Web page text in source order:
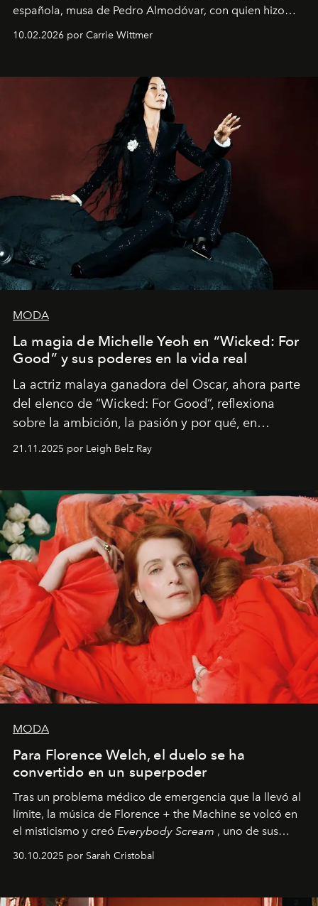
española, musa de Pedro Almodóvar, con quien hizo
Barcelona", ha dividido su tiempo entre Europa y
dirigida por Maggie Gyllenhaal.
10.02.2026 por Carrie Wittmer
MODA
La magia de Michelle Yeoh en “Wicked: For
Good” y sus poderes en la vida real
La actriz malaya ganadora del Oscar, ahora parte
del elenco de “Wicked: For Good”, reflexiona
sobre la ambición, la pasión y por qué, en
ocasiones, la introspección puede esperar. “Es
importa si no lo entienden’”, confiesa.
21.11.2025 por Leigh Belz Ray
MODA
Para Florence Welch, el duelo se ha
convertido en un superpoder
Tras un problema médico de emergencia que la llevó al
límite, la música de Florence + the Machine se volcó en
el misticismo y creó Everybody Scream , uno de sus
30.10.2025 por Sarah Cristobal